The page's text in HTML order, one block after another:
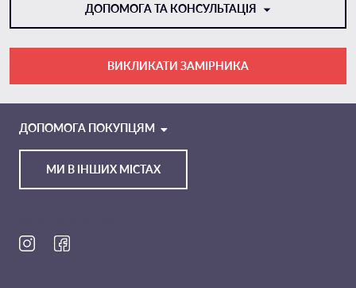
ДОПОМОГА ТА КОНСУЛЬТАЦІЯ
TELEGRAM
ВИКЛИКАТИ ЗАМІРНИКА
МИ В ІНШИХ МІСТАХ
ДОПОМОГА ПОКУПЦЯМ